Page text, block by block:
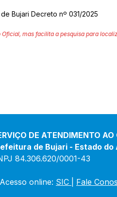
Bujari Decreto nº 031/2025
mas facilita a pesquisa para
DE ATENDIMENTO
de Bujari - Estado do
84.306.620/0001-43
online: SIC Fale